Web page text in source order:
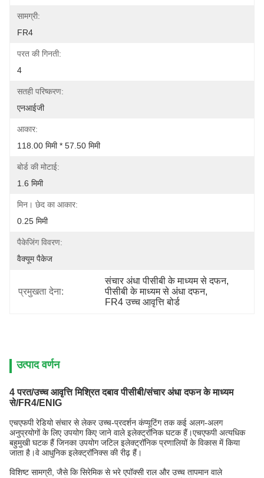
सामग्री:
FR4
परत की गिनती:
4
सतही परिष्करण:
एनआईजी
आकार:
118.00 मिमी * 57.50 मिमी
बोर्ड की मोटाई:
1.6 मिमी
मिन। छेद का आकार:
0.25 मिमी
पैकेजिंग विवरण:
वैक्यूम पैकेज
प्रमुखता देना:
संचार अंधा पीसीबी के माध्यम से दफन,
पीसीबी के माध्यम से अंधा दफन,
FR4 उच्च आवृत्ति बोर्ड
उत्पाद वर्णन
4 परत/उच्च आवृत्ति मिश्रित दबाव पीसीबी/संचार अंधा दफन के माध्यम
से/FR4/ENIG
एचएफपी रेडियो संचार से लेकर उच्च-प्रदर्शन कंप्यूटिंग तक कई अलग-अलग
अनुप्रयोगों के लिए उपयोग किए जाने वाले इलेक्ट्रॉनिक घटक हैं।एचएफपी अत्यधिक
बहुमुखी घटक हैं जिनका उपयोग जटिल इलेक्ट्रॉनिक प्रणालियों के विकास में किया
जाता है।वे आधुनिक इलेक्ट्रॉनिक्स की रीढ़ हैं।
विशिष्ट सामग्री, जैसे कि सिरेमिक से भरे एपॉक्सी राल और उच्च तापमान वाले